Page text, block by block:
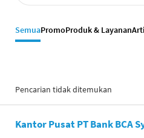
SemuaPromoProduk & Layanan
Pencarian tidak ditemukan
Kantor Pusat PT Bank BCA